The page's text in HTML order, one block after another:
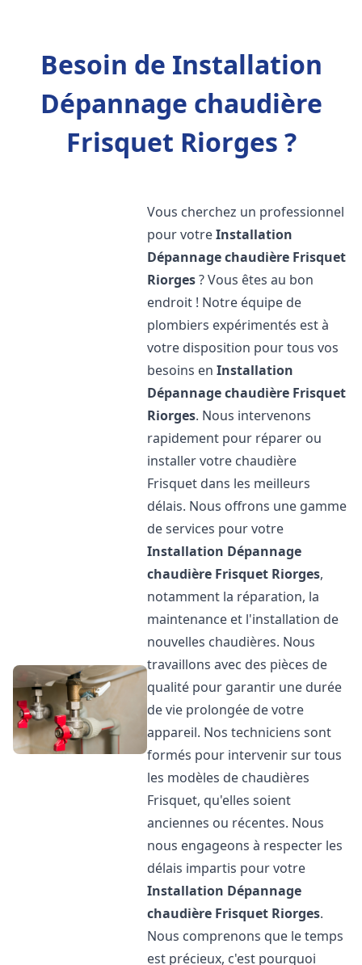
Besoin de Installation
Dépannage chaudière
Frisquet Riorges ?
Vous cherchez un professionnel
pour votreInstallation
Dépannage chaudière Frisquet
Riorges? Vous êtes au bon
endroit ! Notre équipe de
plombiers expérimentés est à
votre disposition pour tous vos
besoins enInstallation
Dépannage chaudière Frisquet
Riorges. Nous intervenons
rapidement pour réparer ou
installer votre chaudière
Frisquet dans les meilleurs
délais. Nous offrons une gamme
de services pour votre
Installation Dépannage
chaudière Frisquet Riorges,
notamment la réparation, la
maintenance et l'installation de
nouvelles chaudières. Nous
travaillons avec des pièces de
qualité pour garantir une durée
de vie prolongée de votre
appareil. Nos techniciens sont
formés pour intervenir sur tous
les modèles de chaudières
Frisquet, qu'elles soient
anciennes ou récentes. Nous
nous engageons à respecter les
délais impartis pour votre
Installation Dépannage
chaudière Frisquet Riorges.
Nous comprenons que le temps
est précieux, c'est pourquoi